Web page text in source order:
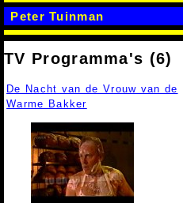
Peter Tuinman
TV Programma's (6)
De Nacht van de Vrouw van de
Warme Bakker